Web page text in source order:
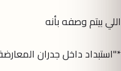
اللي بيتم وصفه بأنه
*"استبداد داخل جدران